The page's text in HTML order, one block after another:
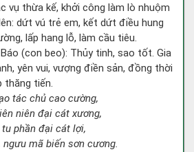
vụ thừa kế, khởi công làm lò nhuộm
dứt vú trẻ em, kết dứt điều hung
lấp hang lỗ, làm cầu tiêu.
(con beo): Thủy tinh, sao tốt. Gia
yên vui, vượng điền sản, đồng thời
thăng tiến.
tác chủ cao cường,
niên đại cát xương,
phần đại cát lợi,
mã biến sơn cương.